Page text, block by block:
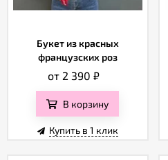
Букет из красных
французских роз
от 2 390 ₽
В корзину
Купить в 1 клик